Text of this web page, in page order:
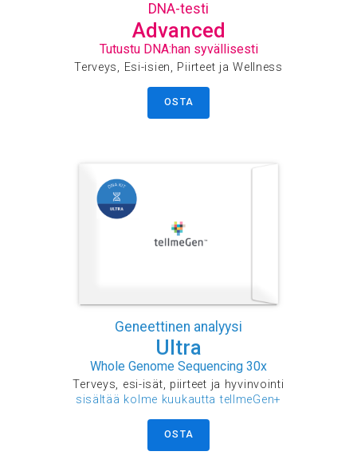
DNA-testi
Advanced
Tutustu DNA:han syvällisesti
Terveys, Esi-isien, Piirteet ja Wellness
OSTA
Geneettinen analyysi
Ultra
Whole Genome Sequencing 30x
Terveys, esi-isät, piirteet ja hyvinvointi
sisältää kolme kuukautta tellmeGen+
OSTA